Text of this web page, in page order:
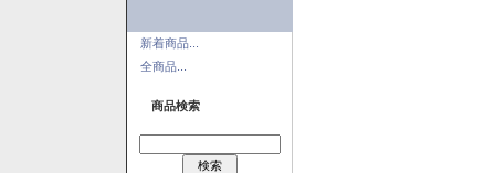
新着商品...
全商品...
商品検索